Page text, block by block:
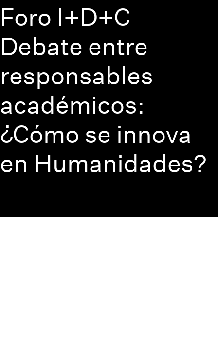
Foro I+D+C
Debate entre
responsables
académicos:
¿Cómo se innova
en Humanidades?